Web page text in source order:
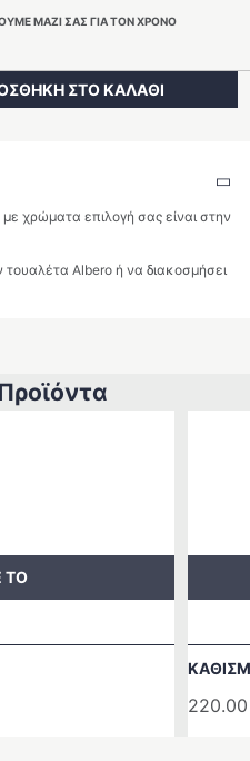
ΜΑΖΙ ΣΑΣ ΓΙΑ ΤΟΝ ΧΡΟΝΟ
ΣΤΟ ΚΑΛΑΘΙ
χρώματα επιλογή σας είναι στην
Albero ή να διακοσμήσει
ΤΟ